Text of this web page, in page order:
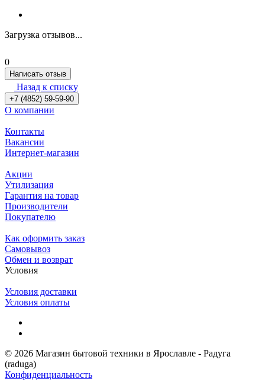
Загрузка отзывов...
0
Написать отзыв
Назад к списку
+7 (4852) 59-59-90
О компании
Контакты
Вакансии
Интернет-магазин
Акции
Утилизация
Гарантия на товар
Производители
Покупателю
Как оформить заказ
Самовывоз
Обмен и возврат
Условия
Условия доставки
Условия оплаты
© 2026 Магазин бытовой техники в Ярославле - Радуга
(raduga)
Конфиденциальность